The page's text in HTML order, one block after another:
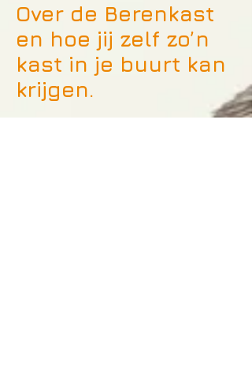
Over de Berenkast
en hoe jij zelf zo’n
kast in je buurt kan
krijgen.